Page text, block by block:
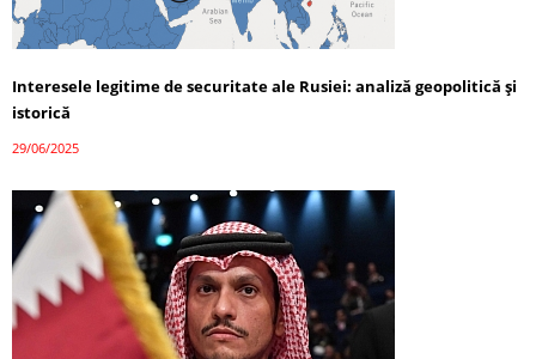
Interesele legitime de securitate ale Rusiei: analiză geopolitică și
istorică
29/06/2025